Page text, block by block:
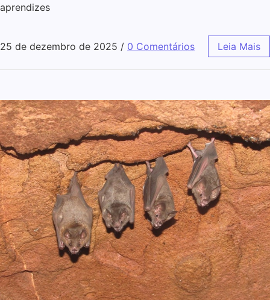
aprendizes
25 de dezembro de 2025 / 0 Comentários Leia Mais